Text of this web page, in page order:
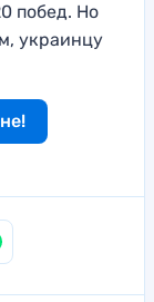
побед. Но
украинцу